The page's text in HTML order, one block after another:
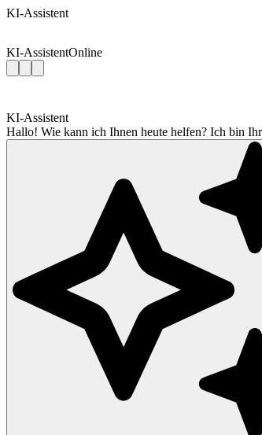
KI-Assistent
KI-AssistentOnline
KI-Assistent
Hallo! Wie kann ich Ihnen heute helfen? Ich bin